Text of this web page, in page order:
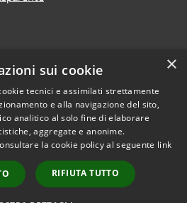
Copyright © 2026 • Comune di
Santo Stefano di Cadore •
Powered byMunicipium
Accesso redazione
×
sui cookie
tecnici e assimilati strettamente
e alla navigazione del sito,
analitico al solo fine di elaborare
aggregate e anonime.
la cookie policy al seguente link
RIFIUTA TUTTO